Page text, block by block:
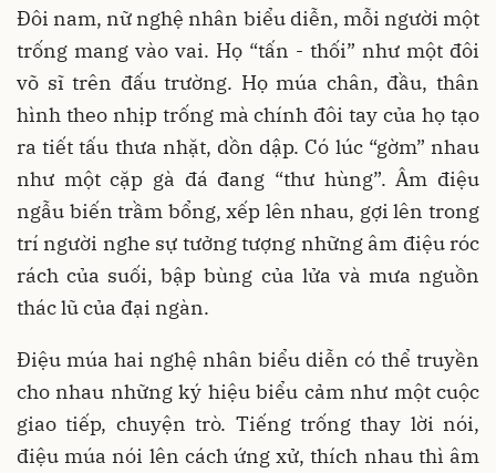
Đôi nam, nữ nghệ nhân biểu diễn, mỗi người một
trống mang vào vai. Họ “tấn - thối” như một đôi
võ sĩ trên đấu trường. Họ múa chân, đầu, thân
hình theo nhịp trống mà chính đôi tay của họ tạo
ra tiết tấu thưa nhặt, dồn dập. Có lúc “gờm” nhau
như một cặp gà đá đang “thư hùng”. Âm điệu
ngẫu biến trầm bổng, xếp lên nhau, gợi lên trong
trí người nghe sự tưởng tượng những âm điệu róc
rách của suối, bập bùng của lửa và mưa nguồn
thác lũ của đại ngàn.
Điệu múa hai nghệ nhân biểu diễn có thể truyền
cho nhau những ký hiệu biểu cảm như một cuộc
giao tiếp, chuyện trò. Tiếng trống thay lời nói,
điệu múa nói lên cách ứng xử, thích nhau thì âm